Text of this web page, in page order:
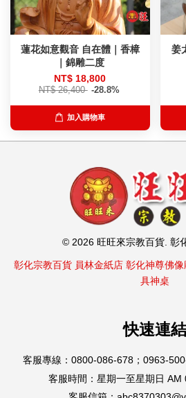
蓮花如意觀音 自在體｜香樟
｜錦雕二度
NT$ 18,800
NT$ 26,400 -28.8%
加入購物車
姜
© 2026 旺旺來宗教百貨. 彰
彰化宗教百貨 員林金紙店 彰化神尊佛像
具神桌
快速連結
客服專線：0800-086-678；0963-
客服時間：星期一至星期日